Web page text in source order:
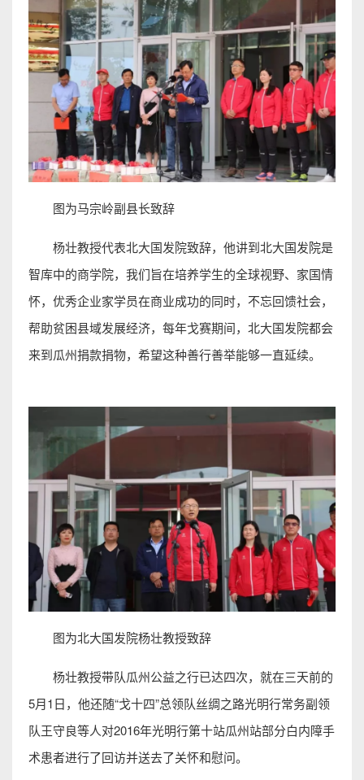
图为马宗岭副县长致辞
杨壮教授代表北大国发院致辞，他讲到北大国发院是
智库中的商学院，我们旨在培养学生的全球视野、家国情
怀，优秀企业家学员在商业成功的同时，不忘回馈社会，
帮助贫困县域发展经济，每年戈赛期间，北大国发院都会
来到瓜州捐款捐物，希望这种善行善举能够一直延续。
图为北大国发院杨壮教授致辞
杨壮教授带队瓜州公益之行已达四次，就在三天前的
5月1日，他还随“戈十四”总领队丝绸之路光明行常务副领
队王守良等人对2016年光明行第十站瓜州站部分白内障手
术患者进行了回访并送去了关怀和慰问。